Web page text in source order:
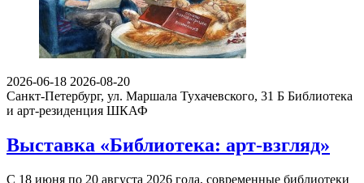
2026-06-18 2026-08-20
Санкт-Петербург, ул. Маршала Тухачевского, 31 Б Библиотека
и арт-резиденция ШКАФ
Выставка «Библиотека: арт-взгляд»
С 18 июня по 20 августа 2026 года, современные библиотеки